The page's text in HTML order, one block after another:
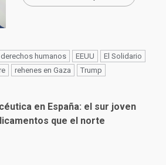
derechos humanos EEUU
El Solidario
rehenes en Gaza Trump
en España: el sur joven
que el norte